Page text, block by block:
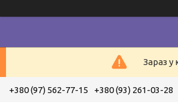
Зараз у
+380 (97) 562-77-15 +380 (93) 261-03-28